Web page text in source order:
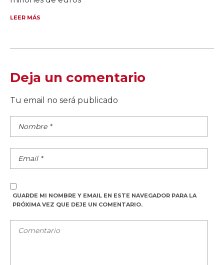
LEER MÁS
Deja un comentario
Tu email no será publicado
GUARDE MI NOMBRE Y EMAIL EN ESTE NAVEGADOR PARA LA
PRÓXIMA VEZ QUE DEJE UN COMENTARIO.